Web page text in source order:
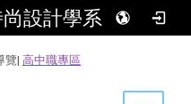
設計學系
覽| 高中職專區